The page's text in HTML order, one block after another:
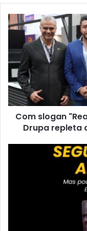
Com
slogan
"Ready
to
Print",
Durst
realiza
uma
Drupa
repleta
Com slogan
Drupa repleta